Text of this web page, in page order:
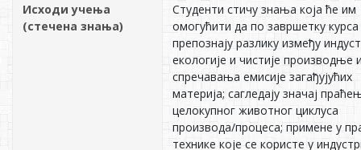
Исходи учења
(стечена знања)
Студенти стичу знања која ће им
омогућити да по завршетку курса
препознају разлику између
екологије и чистије производње
спречавања емисије загађујућих
материја; сагледају значај
целокупног животног циклуса
производа/процеса; примене у
технике које се користе у